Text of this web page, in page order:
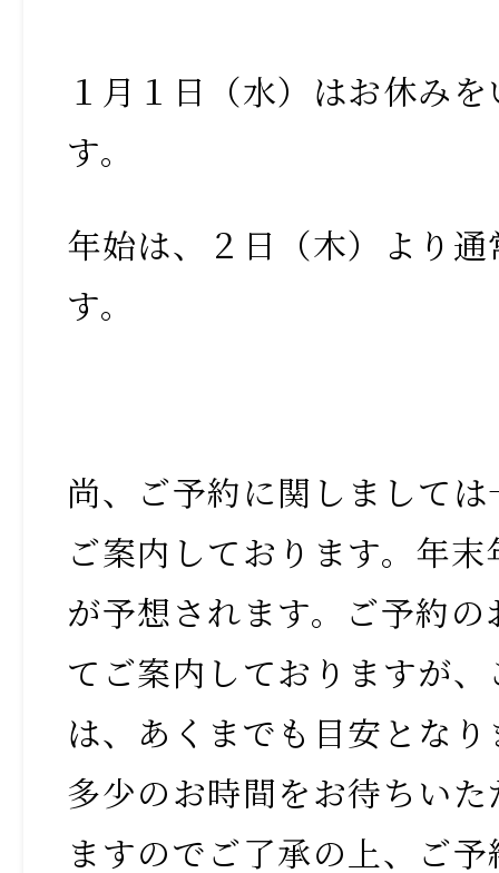
１月１日（水）はお休み
す。
年始は、２日（木）より
す。
尚、ご予約に関しまして
ご案内しております。年
が予想されます。ご予約
てご案内しておりますが
は、あくまでも目安とな
多少のお時間をお待ちい
ますのでご了承の上、ご